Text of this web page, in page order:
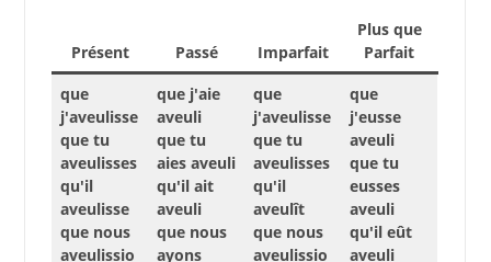
Présent Passé Imparfait
Plus que
Parfait
que
j'aveulisse
que tu
aveulisses
qu'il
aveulisse
que nous
aveulissio
que j'aie
aveuli
que tu
aies aveuli
qu'il ait
aveuli
que nous
ayons
que
j'aveulisse
que tu
aveulisses
qu'il
aveulît
que nous
aveulissio
que
j'eusse
aveuli
que tu
eusses
aveuli
qu'il eût
aveuli